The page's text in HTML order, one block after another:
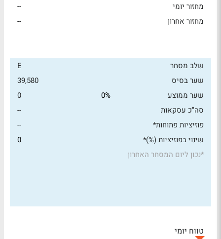
מחזור יומי
--
מחזור אחרון
--
שלב מסחר
E
שער בסיס
39,580
שער ממוצע
0%
0
סה"כ עסקאות
--
פוזיציות פתוחות*
--
שינוי בפוזיציות (%)*
0
*נכון ליום המסחר האחרון
טווח יומי